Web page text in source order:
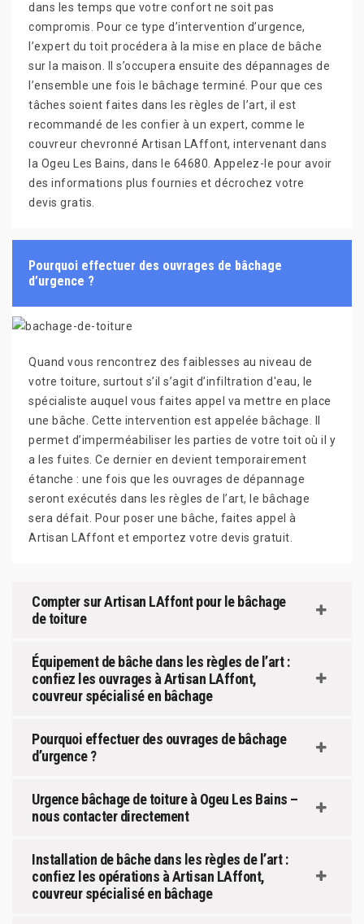
dans les temps que votre confort ne soit pas
compromis. Pour ce type d’intervention d’urgence,
l’expert du toit procédera à la mise en place de bâche
sur la maison. Il s’occupera ensuite des dépannages de
l’ensemble une fois le bâchage terminé. Pour que ces
tâches soient faites dans les règles de l’art, il est
recommandé de les confier à un expert, comme le
couvreur chevronné Artisan LAffont, intervenant dans
la Ogeu Les Bains, dans le 64680. Appelez-le pour avoir
des informations plus fournies et décrochez votre
devis gratis.
Pourquoi effectuer des ouvrages de bâchage
d’urgence ?
Quand vous rencontrez des faiblesses au niveau de
votre toiture, surtout s’il s’agit d’infiltration d'eau, le
spécialiste auquel vous faites appel va mettre en place
une bâche. Cette intervention est appelée bâchage. Il
permet d’imperméabiliser les parties de votre toit où il y
a les fuites. Ce dernier en devient temporairement
étanche : une fois que les ouvrages de dépannage
seront exécutés dans les règles de l’art, le bâchage
sera défait. Pour poser une bâche, faites appel à
Artisan LAffont et emportez votre devis gratuit.
Compter sur Artisan LAffont pour le bâchage
de toiture
Équipement de bâche dans les règles de l’art :
confiez les ouvrages à Artisan LAffont,
couvreur spécialisé en bâchage
Pourquoi effectuer des ouvrages de bâchage
d’urgence ?
Urgence bâchage de toiture à Ogeu Les Bains –
nous contacter directement
Installation de bâche dans les règles de l’art :
confiez les opérations à Artisan LAffont,
couvreur spécialisé en bâchage